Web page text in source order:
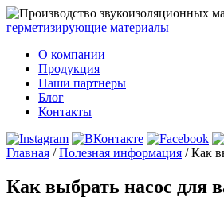
герметизирующие материалы
О компании
Продукция
Наши партнеры
Блог
Контакты
Главная /Полезная информация /Как
Как выбрать насос для